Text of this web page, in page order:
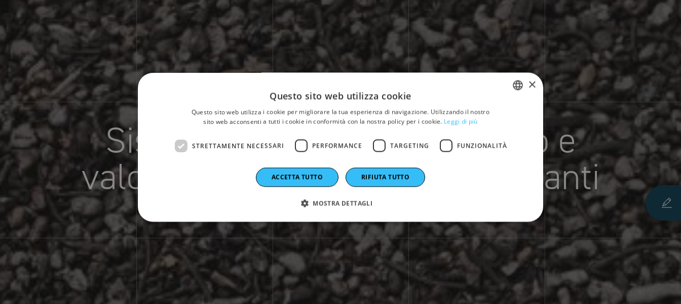
Industrie Impianti di termovalorizzazione di rifiuti solidi
Sistema di estrazione a secco e
valorizzazione delle ceneri pesanti
SPANISH
×
Questo sito web utilizza cookie
Questo sito web utilizza i cookie per migliorare la tua esperienza di navigazione. Utilizzando il nostro
sito web acconsenti a tutti i cookie in conformità con la nostra policy per i cookie. Leggi di più
STRETTAMENTE NECESSARI PERFORMANCE TARGETING FUNZIONALITÀ
ACCETTA TUTTO RIFIUTA TUTTO
MOSTRA DETTAGLI